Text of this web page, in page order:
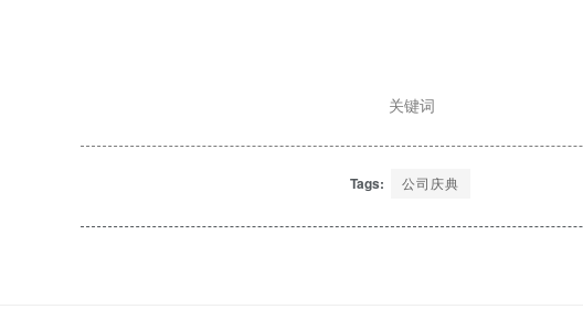
关键词
Tags: 公司庆典